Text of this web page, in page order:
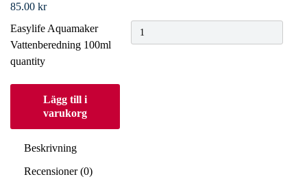
85.00 kr
Easylife Aquamaker
Vattenberedning 100ml
quantity
Lägg till i
varukorg
Beskrivning
Recensioner (0)